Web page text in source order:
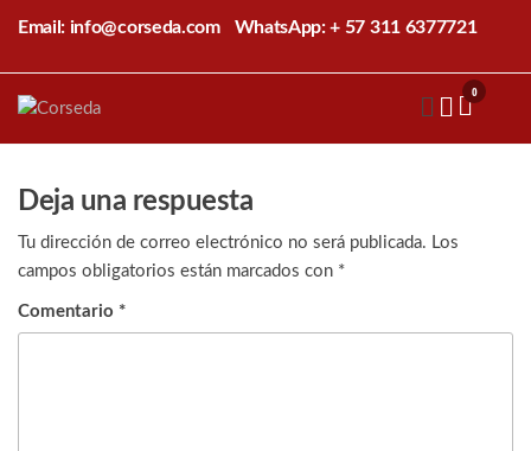
contenido
Email: info@corseda.com WhatsApp: + 57 311 6377721
sericultura
0
Deja una respuesta
Tu dirección de correo electrónico no será publicada. Los
campos obligatorios están marcados con *
Comentario *